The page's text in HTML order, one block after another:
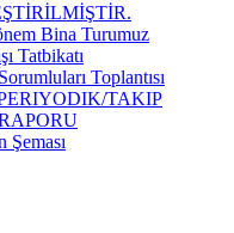
Bina Turumuz
Tatbikatı
Toplantısı
TAKIP